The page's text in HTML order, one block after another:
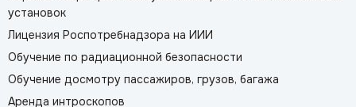
установок
Лицензия Роспотребнадзора на ИИИ
Обучение по радиационной безопасности
Обучение досмотру пассажиров, грузов, багажа
Аренда интроскопов